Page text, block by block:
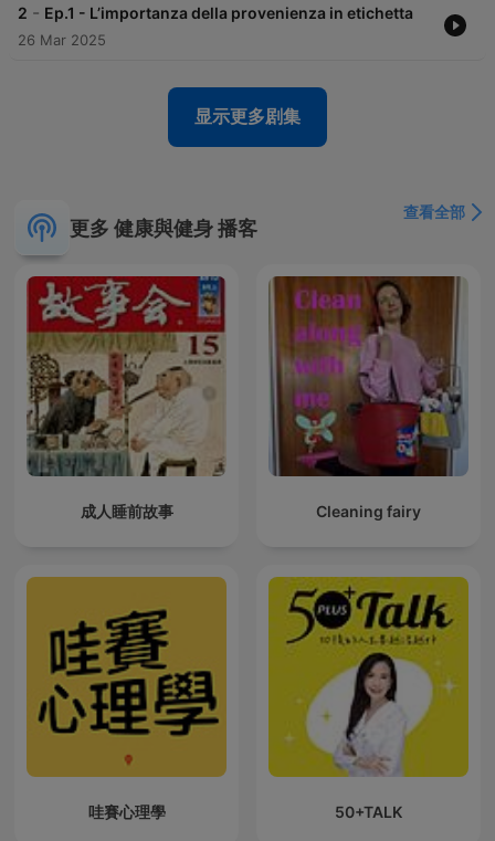
2 - Ep.1 - L’importanza della provenienza in etichetta
26 Mar 2025
显示更多剧集
更多 健康與健身 播客
查看全部
成人睡前故事 Cleaning fairy
哇賽心理學 50+TALK